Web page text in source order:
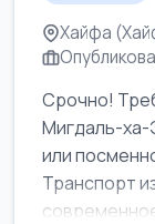
Хайфа
Срочно!
Мигдаль-
или
Транспорт